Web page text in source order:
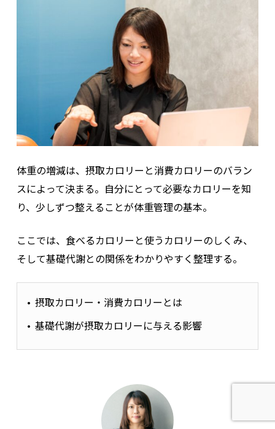
体重の増減は、摂取カロリーと消費カロリーのバラン
スによって決まる。自分にとって必要なカロリーを知
り、少しずつ整えることが体重管理の基本。
ここでは、食べるカロリーと使うカロリーのしくみ、
そして基礎代謝との関係をわかりやすく整理する。
摂取カロリー・消費カロリーとは
基礎代謝が摂取カロリーに与える影響